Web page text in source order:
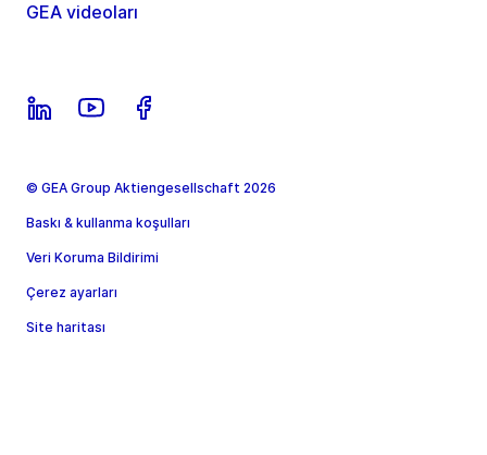
GEA videoları
© GEA Group Aktiengesellschaft 2026
Baskı & kullanma koşulları
Veri Koruma Bildirimi
Çerez ayarları
Site haritası